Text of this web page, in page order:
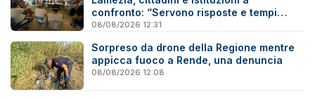
confronto: “Servono risposte e tempi
certi”
08/08/2026 12:31
Sorpreso da drone della Regione mentre
appicca fuoco a Rende, una denuncia
08/08/2026 12:08